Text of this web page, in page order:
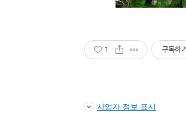
1 구독하기
사업자 정보 표시